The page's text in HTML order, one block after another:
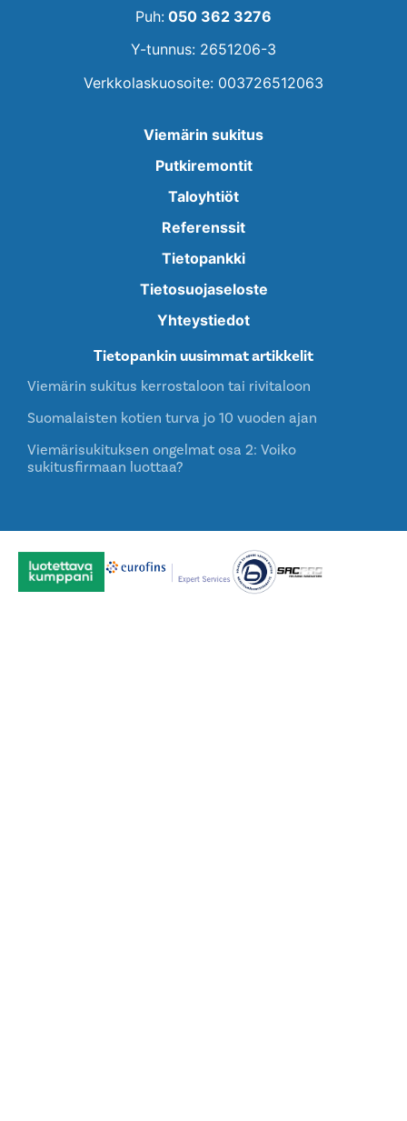
Puh: 050 362 3276
Y-tunnus: 2651206-3
Verkkolaskuosoite: 003726512063
Viemärin sukitus
Putkiremontit
Taloyhtiöt
Referenssit
Tietopankki
Tietosuojaseloste
Yhteystiedot
Tietopankin uusimmat artikkelit
Viemärin sukitus kerrostaloon tai rivitaloon
Suomalaisten kotien turva jo 10 vuoden ajan
Viemärisukituksen ongelmat osa 2: Voiko
sukitusfirmaan luottaa?